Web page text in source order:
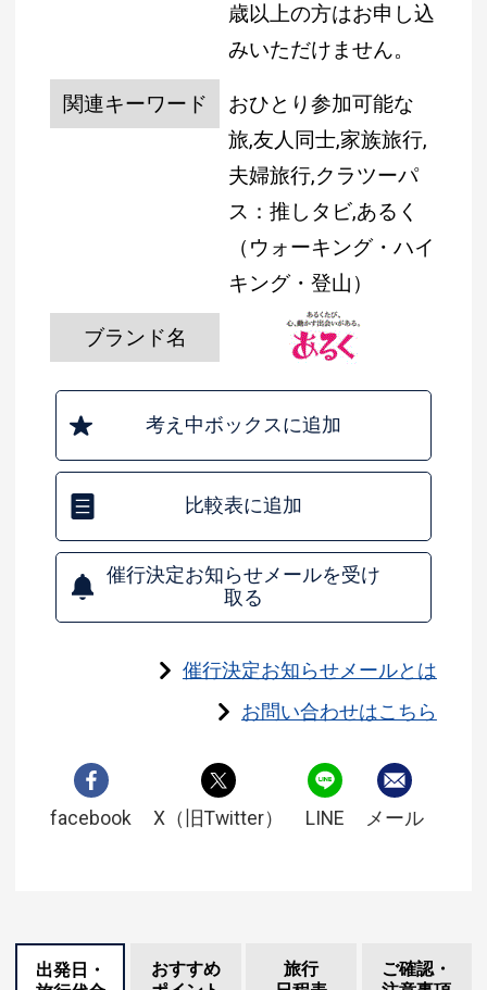
歳以上の方はお申し込
みいただけません。
関連キーワード
おひとり参加可能な
旅,友人同士,家族旅行,
夫婦旅行,クラツーパ
ス：推しタビ,あるく
（ウォーキング・ハイ
キング・登山）
ブランド名
考え中ボックスに追加
比較表に追加
催行決定お知らせメールを受け
取る
催行決定お知らせメールとは
お問い合わせはこちら
facebook X（旧Twitter） LINE メール
出発日・
おすすめ
旅行
ご確認・